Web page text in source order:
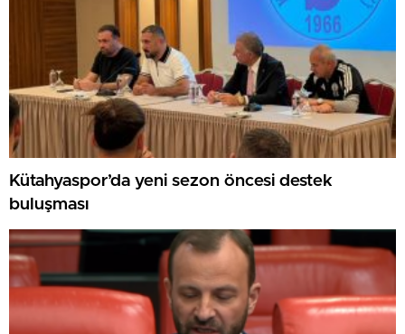
Kütahyaspor’da yeni sezon öncesi destek
buluşması